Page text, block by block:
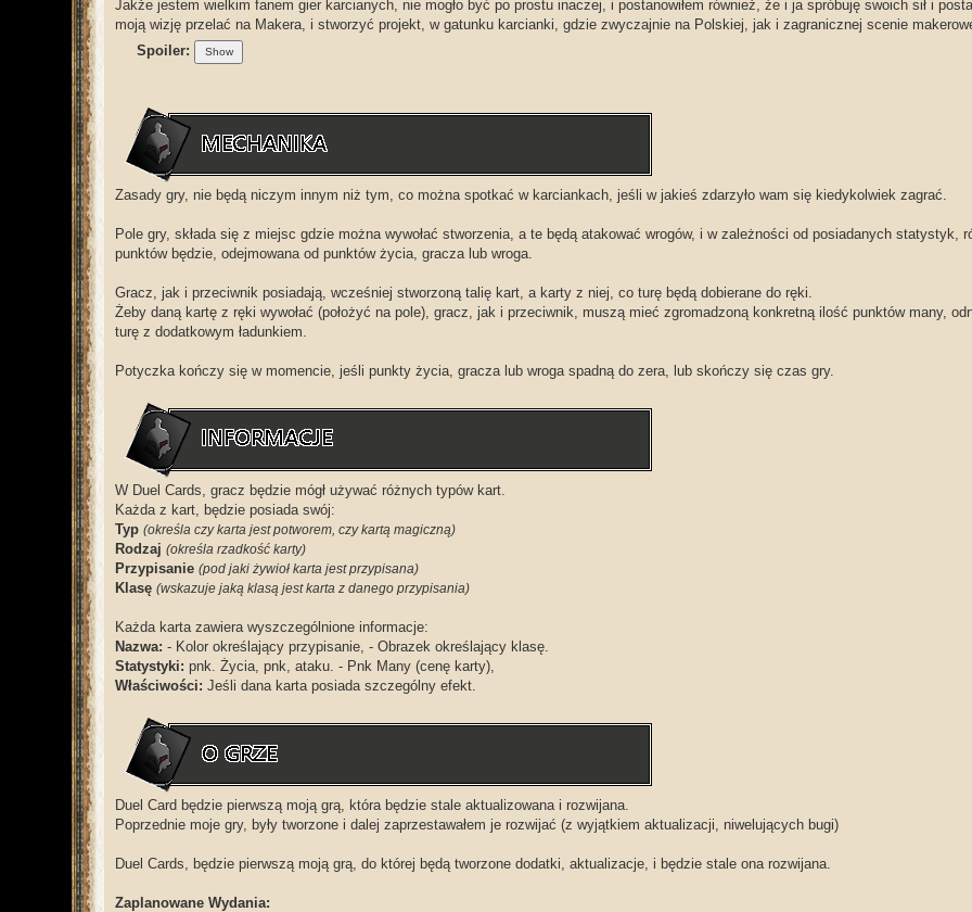
Jakże jestem wielkim fanem gier karcianych, nie mogło być po prostu inaczej, i postanowiłem również, że i ja spróbuję swoich sił i
moją wizję przelać na Makera, i stworzyć projekt, w gatunku karcianki, gdzie zwyczajnie na Polskiej, jak i zagranicznej scenie
Spoiler:
Zasady gry, nie będą niczym innym niż tym, co można spotkać w karciankach, jeśli w jakieś zdarzyło wam się kiedykolwiek zagrać.
Pole gry, składa się z miejsc gdzie można wywołać stworzenia, a te będą atakować wrogów, i w zależności od posiadanych statystyk,
punktów będzie, odejmowana od punktów życia, gracza lub wroga.
Gracz, jak i przeciwnik posiadają, wcześniej stworzoną talię kart, a karty z niej, co turę będą dobierane do ręki.
Żeby daną kartę z ręki wywołać (położyć na pole), gracz, jak i przeciwnik, muszą mieć zgromadzoną konkretną ilość punktów many,
turę z dodatkowym ładunkiem.
Potyczka kończy się w momencie, jeśli punkty życia, gracza lub wroga spadną do zera, lub skończy się czas gry.
W Duel Cards, gracz będzie mógł używać różnych typów kart.
Każda z kart, będzie posiada swój:
Typ (określa czy karta jest potworem, czy kartą magiczną)
Rodzaj (określa rzadkość karty)
Przypisanie (pod jaki żywioł karta jest przypisana)
Klasę (wskazuje jaką klasą jest karta z danego przypisania)
Każda karta zawiera wyszczególnione informacje:
Nazwa: - Kolor określający przypisanie, - Obrazek określający klasę.
Statystyki: pnk. Życia, pnk, ataku. - Pnk Many (cenę karty),
Właściwości: Jeśli dana karta posiada szczególny efekt.
Duel Card będzie pierwszą moją grą, która będzie stale aktualizowana i rozwijana.
Poprzednie moje gry, były tworzone i dalej zaprzestawałem je rozwijać (z wyjątkiem aktualizacji, niwelujących bugi)
Duel Cards, będzie pierwszą moją grą, do której będą tworzone dodatki, aktualizacje, i będzie stale ona rozwijana.
Zaplanowane Wydania: